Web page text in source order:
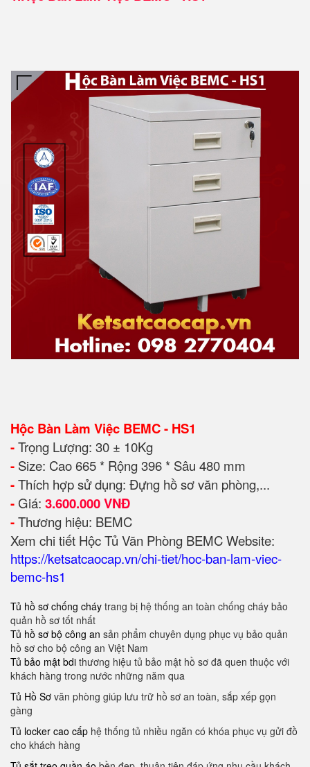
Hộc Bàn Làm Việc BEMC - HS1
-Trọng Lượng: 30 ± 10Kg
- Size: Cao 665 * Rộng 396 * Sâu 480 mm
-Thích hợp sử dụng: Đựng hồ sơ văn phòng,...
- Giá: 3.600.000 VNĐ
-Thương hiệu: BEMC
Xem chi tiết Hộc Tủ Văn Phòng BEMC Website:
https://ketsatcaocap.vn/chi-tiet/hoc-ban-lam-viec-
bemc-hs1
Tủ hồ sơ chống cháy trang bị hệ thống an toàn chống cháy bảo
quản hồ sơ tốt nhất
Tủ hồ sơ bộ công an sản phẩm chuyên dụng phục vụ bảo quản
hồ sơ cho bộ công an Việt Nam
Tủ bảo mật bdi thương hiệu tủ bảo mật hồ sơ đã quen thuộc với
khách hàng trong nước những năm qua
Tủ Hồ Sơ văn phòng giúp lưu trữ hồ sơ an toàn, sắp xếp gọn
gàng
Tủ locker cao cấp hệ thống tủ nhiều ngăn có khóa phục vụ gửi đồ
cho khách hàng